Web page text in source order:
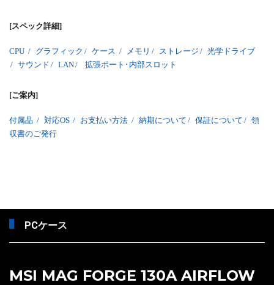
[スペック詳細]
CPU / グラフィック / ケース / メモリ / ストレージ / 光学ドライブ
/ サウンド / LAN/ 拡張ポート･内部スロット
[ご案内]
付属品 / 対応OS / お支払い方法 / 納期について / 保証について / 領
収書のご発行
PCケース
MSI MAG FORGE 130A AIRFLOW